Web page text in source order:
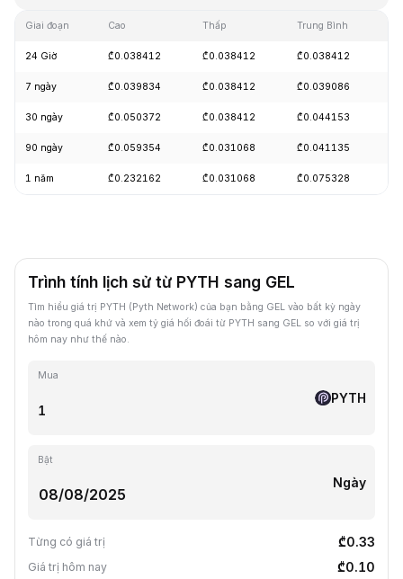
Giai đoạn Cao Thấp Trung Bình
24 Giờ ₾0.038412 ₾0.038412 ₾0.038412
7 ngày ₾0.039834 ₾0.038412 ₾0.039086
30 ngày ₾0.050372 ₾0.038412 ₾0.044153
90 ngày ₾0.059354 ₾0.031068 ₾0.041135
1 năm ₾0.232162 ₾0.031068 ₾0.075328
Trình tính lịch sử từ PYTH sang GEL
Tìm hiểu giá trị PYTH (Pyth Network) của bạn bằng GEL vào bất kỳ ngày
nào trong quá khứ và xem tỷ giá hối đoái từ PYTH sang GEL so với giá trị
hôm nay như thế nào.
Mua
PYTH
Bật
Ngày
Từng có giá trị ₾0.33
Giá trị hôm nay ₾0.10